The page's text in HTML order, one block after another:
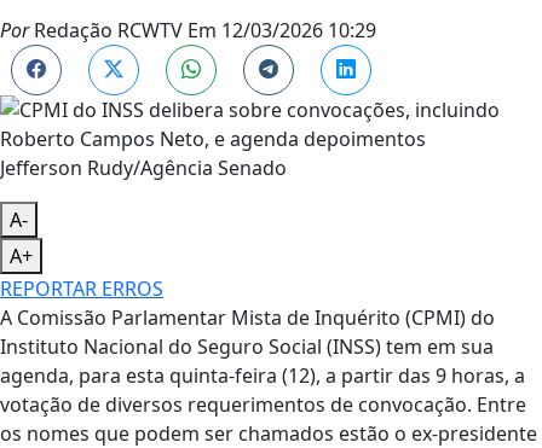
PorRedação RCWTV Em 12/03/2026 10:29
Jefferson Rudy/Agência Senado
A-
A+
REPORTAR ERROS
A Comissão Parlamentar Mista de Inquérito (CPMI) do
Instituto Nacional do Seguro Social (INSS) tem em sua
agenda, para esta quinta-feira (12), a partir das 9 horas, a
votação de diversos requerimentos de convocação. Entre
os nomes que podem ser chamados estão o ex-presidente